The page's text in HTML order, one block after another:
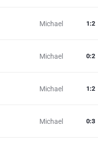
Michael 1 :2
Michael 0:2
Michael 1 :2
Michael 0:3